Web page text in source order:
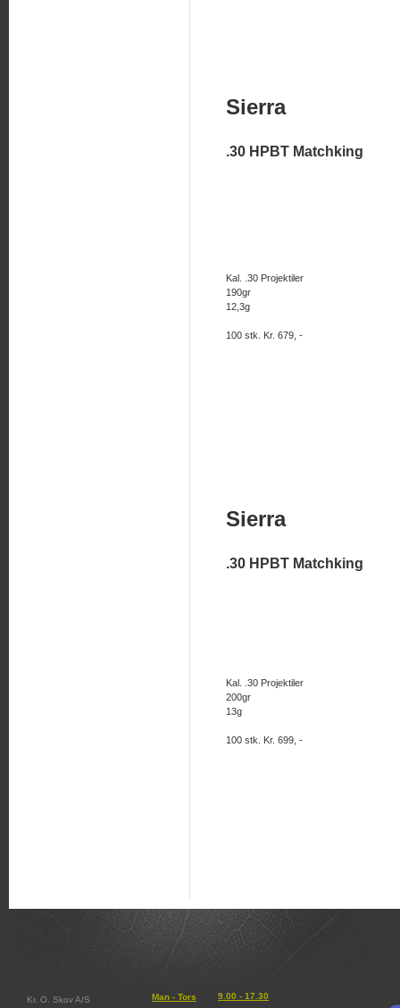
Sierra
.30 HPBT Matchking
Kal. .30 Projektiler
190gr
12,3g
100 stk. Kr. 679, -
Sierra
.30 HPBT Matchking
Kal. .30 Projektiler
200gr
13g
100 stk. Kr. 699, -
Kr. O. Skov A/S Man - Tors 9.00 - 17.30